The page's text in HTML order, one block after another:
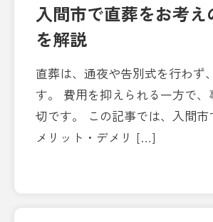
入間市で直葬をお考
を解説
直葬は、通夜や告別式を行わず
す。 費用を抑えられる一方で
切です。 この記事では、入間
メリット・デメリ […]